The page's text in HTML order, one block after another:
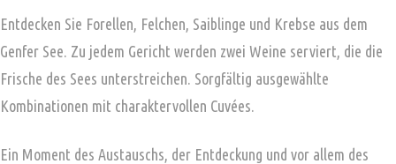
Entdecken Sie Forellen, Felchen, Saiblinge und Krebse aus dem
Genfer See. Zu jedem Gericht werden zwei Weine serviert, die die
Frische des Sees unterstreichen. Sorgfältig ausgewählte
Kombinationen mit charaktervollen Cuvées.
Ein Moment des Austauschs, der Entdeckung und vor allem des